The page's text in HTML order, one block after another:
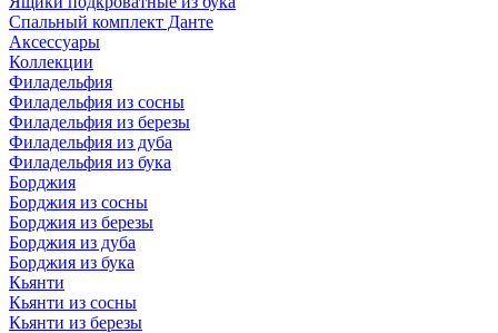
Спальный комплект Данте
Аксессуары
Коллекции
Филадельфия
Филадельфия из сосны
Филадельфия из березы
Филадельфия из дуба
Филадельфия из бука
Борджия
Борджия из сосны
Борджия из березы
Борджия из дуба
Борджия из бука
Кьянти
Кьянти из сосны
Кьянти из березы